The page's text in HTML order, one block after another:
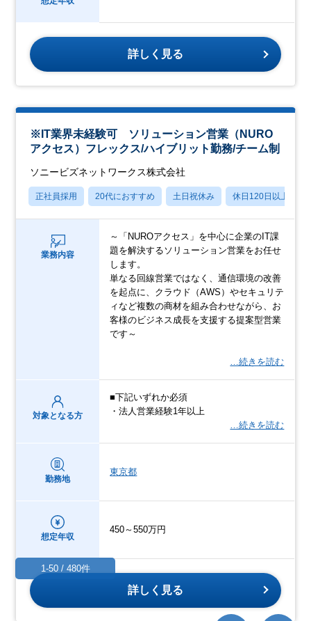
詳しく見る
※IT業界未経験可 ソリューション営業（NURO
アクセス）フレックス/ハイブリット勤務/チーム制
ソニービズネットワークス株式会社
正社員採用 20代におすすめ 土日祝休み 休日120日以上
業務内容
～「NUROアクセス」を中心に企業のIT課
題を解決するソリューション営業をお任せ
します。
単なる回線営業ではなく、通信環境の改善
を起点に、クラウド（AWS）やセキュリテ
ィなど複数の商材を組み合わせながら、お
客様のビジネス成長を支援する提案型営業
です～
…続きを読む
対象となる方
■下記いずれか必須
・法人営業経験1年以上
…続きを読む
勤務地
東京都
想定年収
450～550万円
詳しく見る
1-50 / 480件